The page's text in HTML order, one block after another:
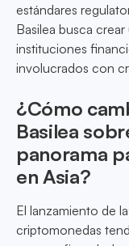
estándares
Basilea busca
instituciones
involucrados con
¿Cómo
Basilea
panorama
en Asia?
El lanzamiento de
criptomonedas